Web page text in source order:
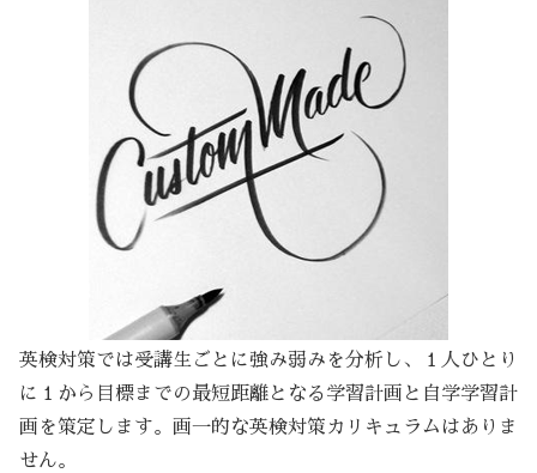
英検対策では受講生ごとに強み弱みを分析し、１人ひとり
に１から目標までの最短距離となる学習計画と自学学習計
画を策定します。画一的な英検対策カリキュラムはありま
せん。